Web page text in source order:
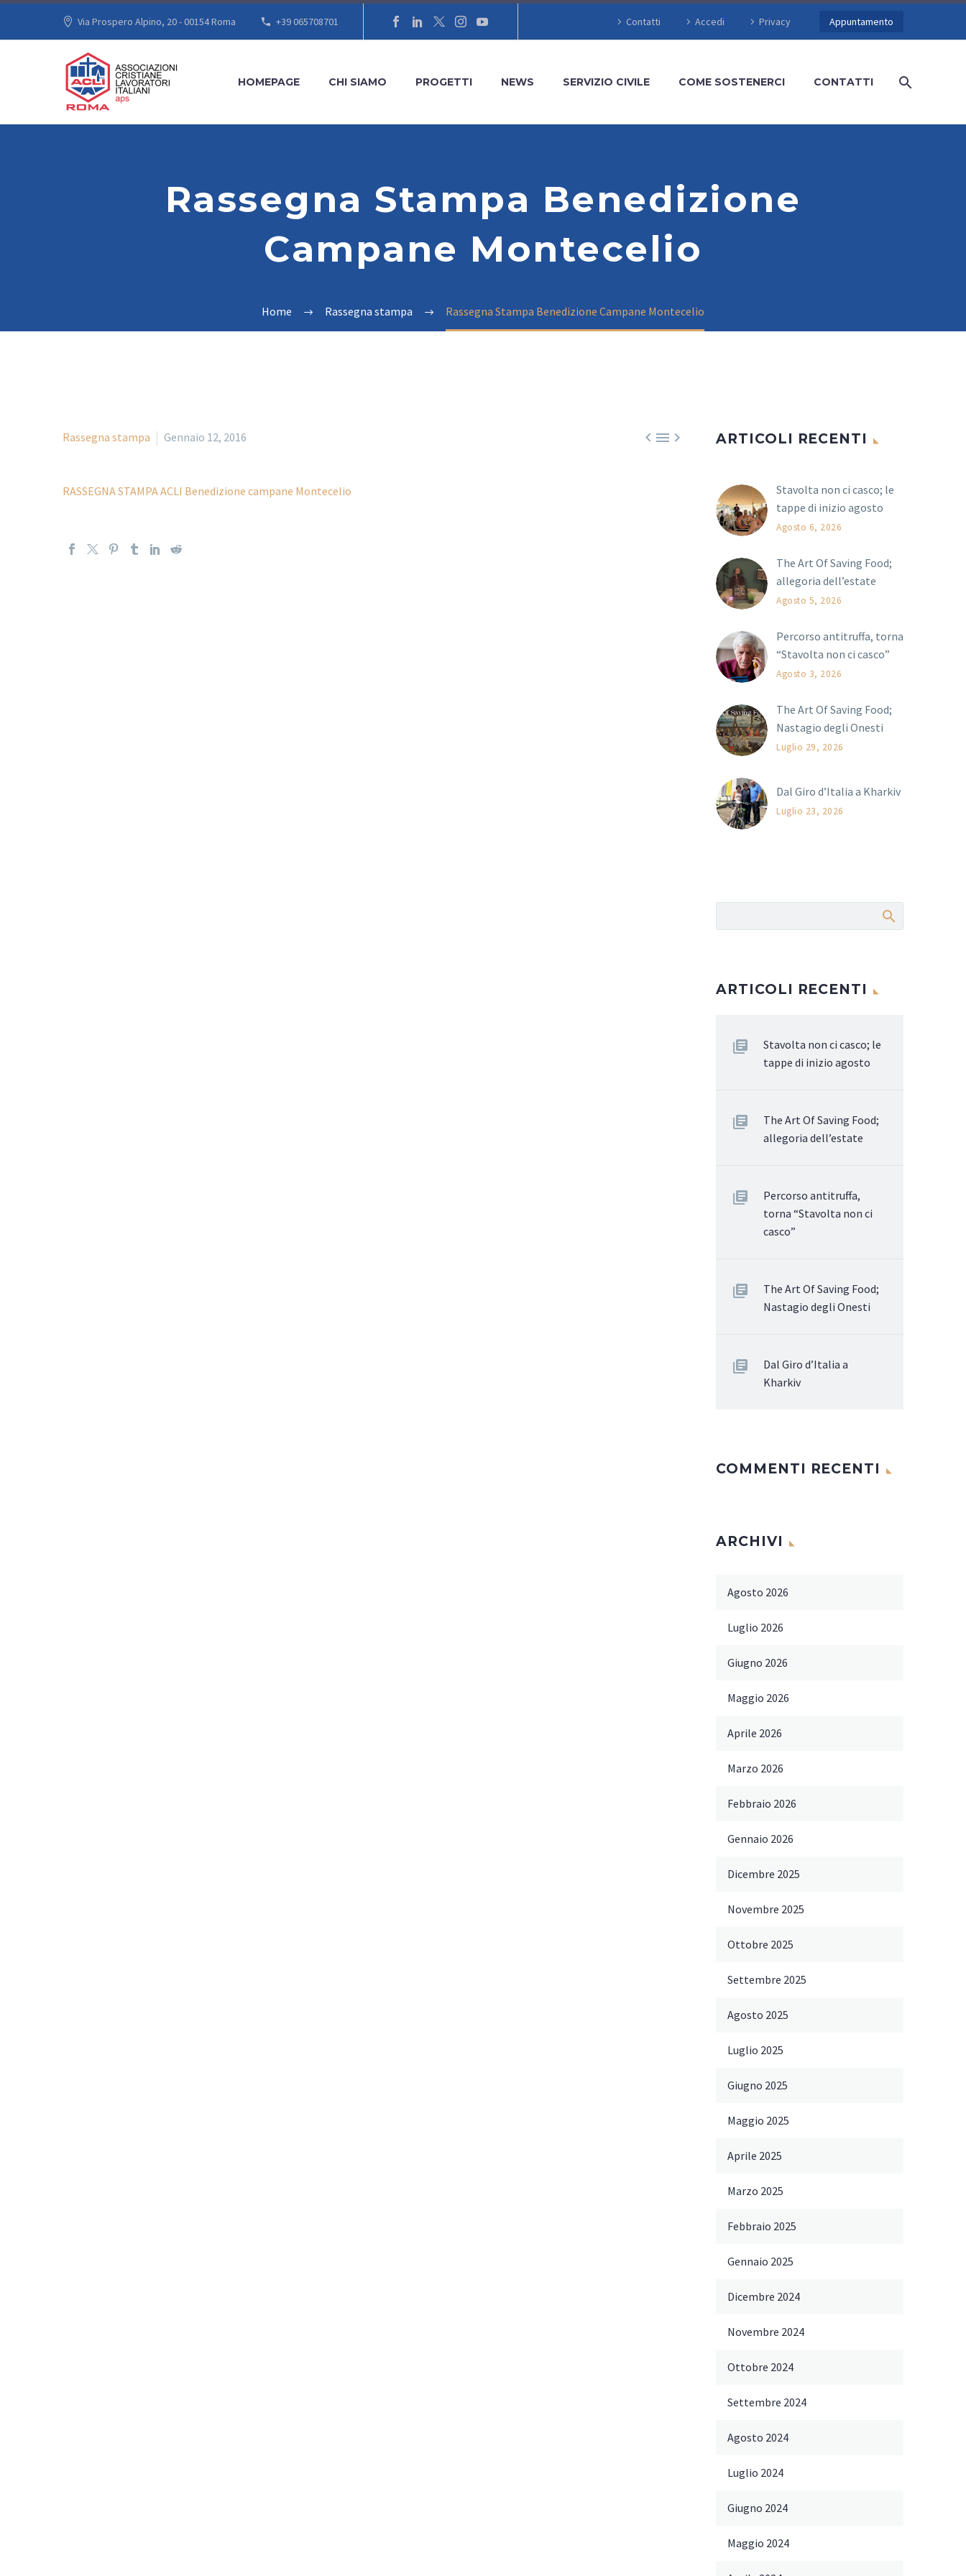
Via Prospero Alpino, 20 - 00154 Roma +39 065708701 Contatti Accedi Privacy Appuntamento
HOMEPAGE CHI SIAMO PROGETTI NEWS SERVIZIO CIVILE COME SOSTENERCI CONTATTI
Rassegna Stampa Benedizione
Campane Montecelio
Home Rassegna stampa Rassegna Stampa Benedizione Campane Montecelio

Rassegna stampa Gennaio 12, 2016
RASSEGNA STAMPA ACLI Benedizione campane Montecelio
ARTICOLI RECENTI
Stavolta non ci casco; le
tappe di inizio agosto
Agosto 6, 2026
The Art Of Saving Food;
allegoria dell’estate
Agosto 5, 2026
Percorso antitruffa, torna
“Stavolta non ci casco”
Agosto 3, 2026
The Art Of Saving Food;
Nastagio degli Onesti
Luglio 29, 2026
Dal Giro d’Italia a Kharkiv
Luglio 23, 2026
ARTICOLI RECENTI
Stavolta non ci casco; le
tappe di inizio agosto
The Art Of Saving Food;
allegoria dell’estate
Percorso antitruffa,
torna “Stavolta non ci
casco”
The Art Of Saving Food;
Nastagio degli Onesti
Dal Giro d’Italia a
Kharkiv
COMMENTI RECENTI
ARCHIVI
Agosto 2026
Luglio 2026
Giugno 2026
Maggio 2026
Aprile 2026
Marzo 2026
Febbraio 2026
Gennaio 2026
Dicembre 2025
Novembre 2025
Ottobre 2025
Settembre 2025
Agosto 2025
Luglio 2025
Giugno 2025
Maggio 2025
Aprile 2025
Marzo 2025
Febbraio 2025
Gennaio 2025
Dicembre 2024
Novembre 2024
Ottobre 2024
Settembre 2024
Agosto 2024
Luglio 2024
Giugno 2024
Maggio 2024